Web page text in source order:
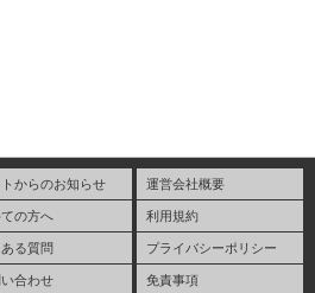
からのお知らせ
の方へ
ある質問
合わせ
運営会社概要
利用規約
プライバシーポリシー
免責事項